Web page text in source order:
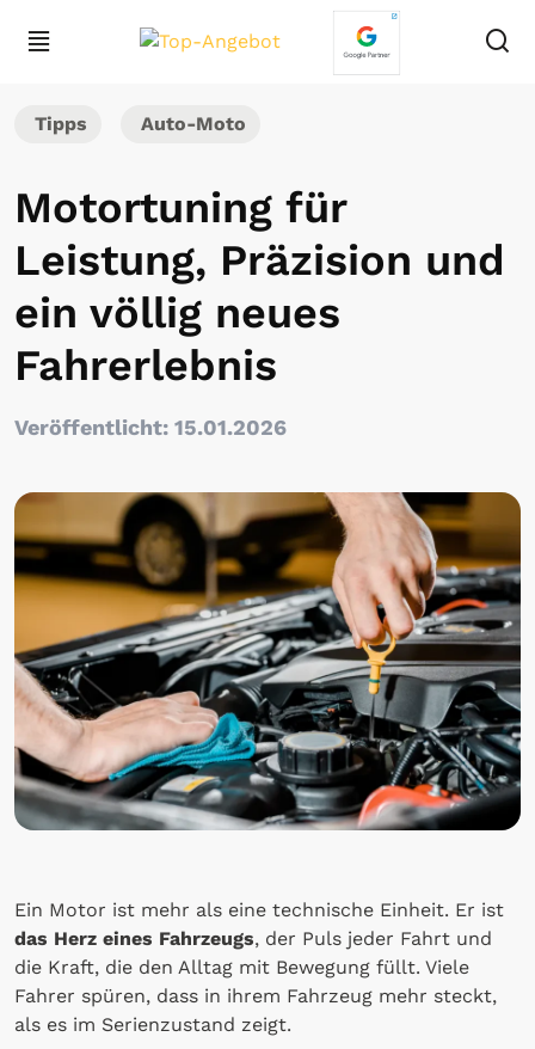
Tipps Auto-Moto
Motortuning für
Leistung, Präzision und
ein völlig neues
Fahrerlebnis
Veröffentlicht: 15.01.2026
Ein Motor ist mehr als eine technische Einheit. Er ist
das Herz eines Fahrzeugs, der Puls jeder Fahrt und
die Kraft, die den Alltag mit Bewegung füllt. Viele
Fahrer spüren, dass in ihrem Fahrzeug mehr steckt,
als es im Serienzustand zeigt.